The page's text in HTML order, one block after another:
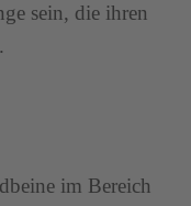
sein, die ihren
im Bereich